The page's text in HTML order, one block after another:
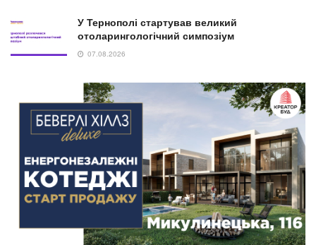
У Тернополі стартував великий
отоларингологічний симпозіум
07.08.2026